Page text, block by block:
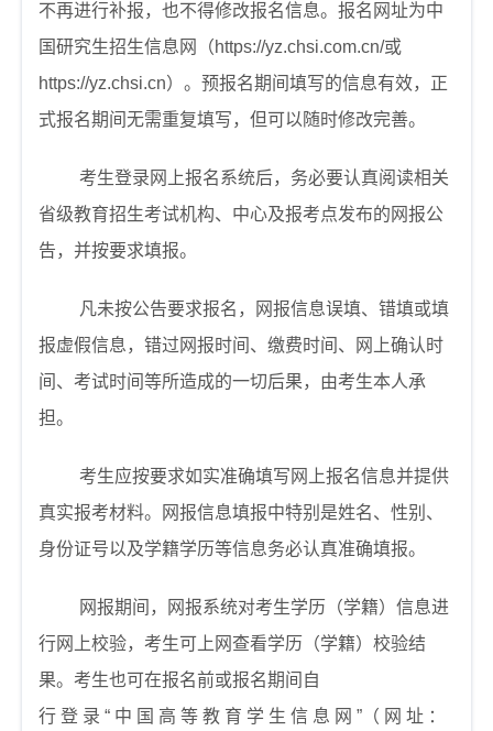
不再进行补报，也不得修改报名信息。报名网址为中
国研究生招生信息网（https://yz.chsi.com.cn/或
https://yz.chsi.cn）。预报名期间填写的信息有效，正
式报名期间无需重复填写，但可以随时修改完善。
考生登录网上报名系统后，务必要认真阅读相关
省级教育招生考试机构、中心及报考点发布的网报公
告，并按要求填报。
凡未按公告要求报名，网报信息误填、错填或填
报虚假信息，错过网报时间、缴费时间、网上确认时
间、考试时间等所造成的一切后果，由考生本人承
担。
考生应按要求如实准确填写网上报名信息并提供
真实报考材料。网报信息填报中特别是姓名、性别、
身份证号以及学籍学历等信息务必认真准确填报。
网报期间，网报系统对考生学历（学籍）信息进
行网上校验，考生可上网查看学历（学籍）校验结
果。考生也可在报名前或报名期间自
行 登 录 “ 中 国 高 等 教 育 学 生 信 息 网 ”（ 网 址 ：